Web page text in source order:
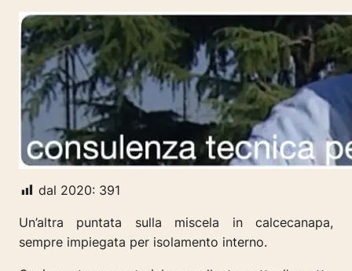
dal 2020: 391
Un’altra puntata sulla miscela in calcecanapa,
sempre impiegata per isolamento interno.